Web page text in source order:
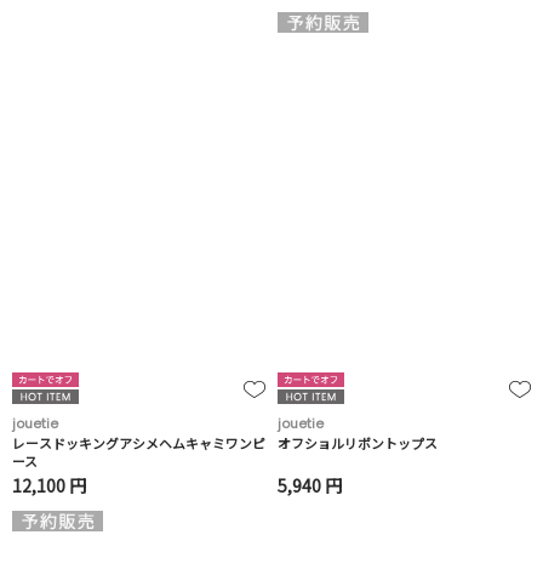
jouetie
レースドッキングアシメヘムキャミワンピ
ース
12,100 円
jouetie
オフショルリボントップス
5,940 円